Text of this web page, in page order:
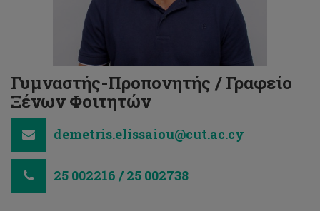
Γυμναστής-Προπονητής / Γραφείο
Ξένων Φοιτητών
demetris.elissaiou@cut.ac.cy
25 002216 / 25 002738